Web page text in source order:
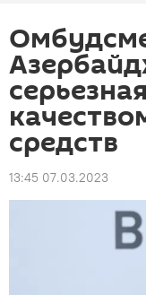
средств
13:45 07.03.2023